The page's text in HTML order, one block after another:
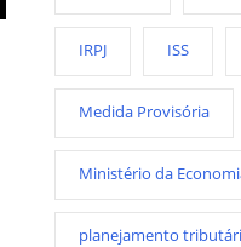
IRPJ ISS
Medida Provisória
Ministério da
planejamento